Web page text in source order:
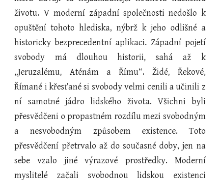
životu. V moderní západní společnosti nedošlo k
opuštění tohoto hlediska, nýbrž k jeho odlišné a
historicky bezprecedentní aplikaci. Západní pojetí
svobody má dlouhou historii, sahá až k
„Jeruzalému, Aténám a Římu“. Židé, Řekové,
Římané i křesťané si svobody velmi cenili a učinili z
ní samotné jádro lidského života. Všichni byli
přesvědčeni o propastném rozdílu mezi svobodným
a nesvobodným způsobem existence. Toto
přesvědčení přetrvalo až do současné doby, jen na
sebe vzalo jiné výrazové prostředky. Moderní
myslitelé začali svobodnou lidskou existenci